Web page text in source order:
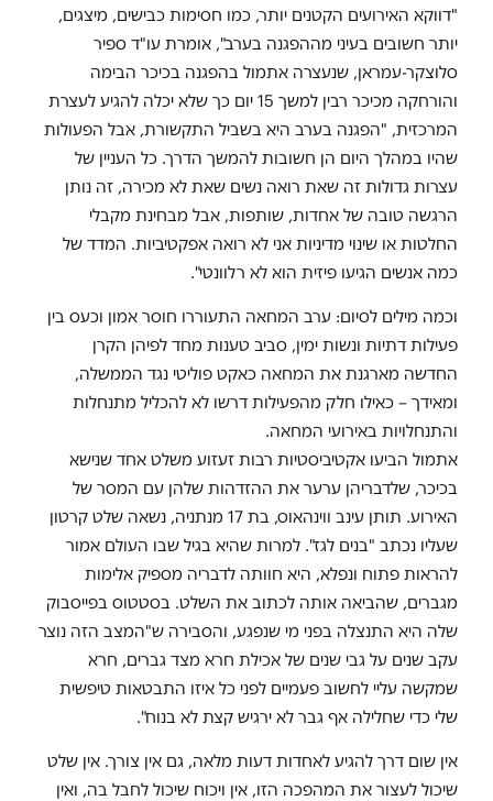
"דווקא האירועים הקטנים יותר, כמו חסימות כבישים, מיצגים,
יותר חשובים בעיני מההפגנה בערב", אומרת עו"ד ספיר
סלוצקר-עמראן, שנעצרה אתמול בהפגנה בכיכר הבימה
והורחקה מכיכר רבין למשך 15 יום כך שלא יכלה להגיע לעצרת
המרכזית, "הפגנה בערב היא בשביל התקשורת, אבל הפעולות
שהיו במהלך היום הן חשובות להמשך הדרך. כל העניין של
עצרות גדולות זה שאת רואה נשים שאת לא מכירה, זה נותן
הרגשה טובה של אחדות, שותפות, אבל מבחינת מקבלי
החלטות או שינוי מדיניות אני לא רואה אפקטיביות. המדד של
כמה אנשים הגיעו פיזית הוא לא רלוונטי".
וכמה מילים לסיום: ערב המחאה התעוררו חוסר אמון וכעס בין
פעילות דתיות ונשות ימין, סביב טענות מחד לפיהן הקרן
החדשה מארגנת את המחאה כאקט פוליטי נגד הממשלה,
ומאידך – כאילו חלק מהפעילות דרשו לא להכליל מתנחלות
והתנחלויות באירועי המחאה.
אתמול הביעו אקטיביסטיות רבות זעזוע משלט אחד שנישא
בכיכר, שלדבריהן ערער את ההזדהות שלהן עם המסר של
האירוע. תותן עינב ווינהאוס, בת 17 מנתניה, נשאה שלט קרטון
שעליו נכתב "בנים לגז". למרות שהיא בגיל שבו העולם אמור
להראות פתוח ונפלא, היא חוותה לדבריה מספיק אלימות
מגברים, שהביאה אותה לכתוב את השלט. בסטטוס בפייסבוק
שלה היא התנצלה בפני מי שנפגע, והסבירה ש"המצב הזה נוצר
עקב שנים על גבי שנים של אכילת חרא מצד גברים, חרא
שמקשה עליי לחשוב פעמיים לפני כל איזו התבטאות טיפשית
שלי כדי שחלילה אף גבר לא ירגיש קצת לא בנוח".
אין שום דרך להגיע לאחדות דעות מלאה, גם אין צורך. אין שלט
שיכול לעצור את המהפכה הזו, אין ויכוח שיכול לחבל בה, ואין